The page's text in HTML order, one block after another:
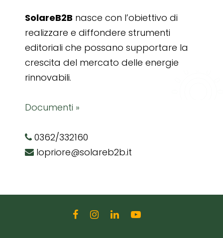
SolareB2B nasce con l’obiettivo di
realizzare e diffondere strumenti
editoriali che possano supportare la
crescita del mercato delle energie
rinnovabili.
Documenti »
0362/332160
lopriore@solareb2b.it